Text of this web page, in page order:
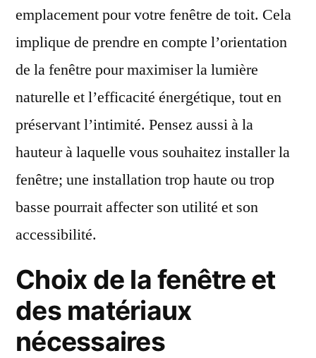
emplacement pour votre fenêtre de toit. Cela
implique de prendre en compte l’orientation
de la fenêtre pour maximiser la lumière
naturelle et l’efficacité énergétique, tout en
préservant l’intimité. Pensez aussi à la
hauteur à laquelle vous souhaitez installer la
fenêtre; une installation trop haute ou trop
basse pourrait affecter son utilité et son
accessibilité.
Choix de la fenêtre et
des matériaux
nécessaires